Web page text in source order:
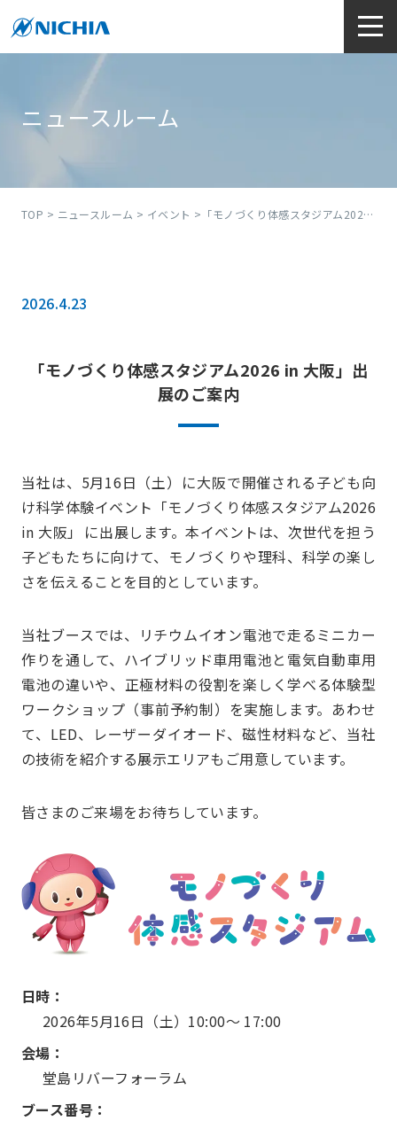
ニュースルーム
TOP > ニュースルーム > イベント >「モノづくり体感スタジアム2026 in 大阪」出展のご案内
2026.4.23
「モノづくり体感スタジアム2026 in 大阪」出
展のご案内
当社は、5月16日（土）に大阪で開催される子ども向
け科学体験イベント「モノづくり体感スタジアム2026
in 大阪」 に出展します。本イベントは、次世代を担う
子どもたちに向けて、モノづくりや理科、科学の楽し
さを伝えることを目的としています。
当社ブースでは、リチウムイオン電池で走るミニカー
作りを通して、ハイブリッド車用電池と電気自動車用
電池の違いや、正極材料の役割を楽しく学べる体験型
ワークショップ（事前予約制）を実施します。あわせ
て、LED、レーザーダイオード、磁性材料など、当社
の技術を紹介する展示エリアもご用意しています。
皆さまのご来場をお待ちしています。
日時：
2026年5月16日（土）10:00～ 17:00
会場：
堂島リバーフォーラム
ブース番号：